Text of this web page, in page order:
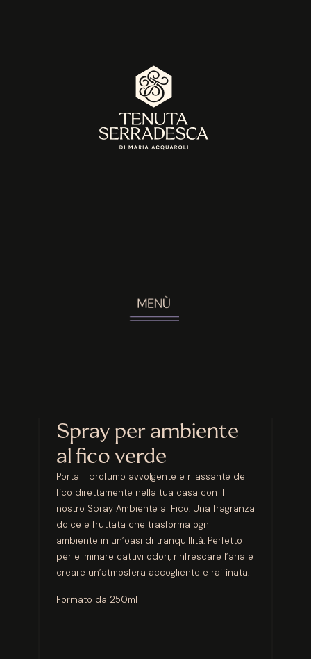
Spray per ambiente
al fico verde
Porta il profumo avvolgente e rilassante del
fico direttamente nella tua casa con il
nostro Spray Ambiente al Fico. Una fragranza
dolce e fruttata che trasforma ogni
ambiente in un’oasi di tranquillità. Perfetto
per eliminare cattivi odori, rinfrescare l’aria e
creare un’atmosfera accogliente e raffinata.
Formato da 250ml